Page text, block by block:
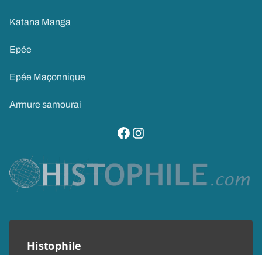
Katana Manga
Epée
Epée Maçonnique
Armure samourai
visitez notre page facebook
suivez notre compte instagram
Histophile